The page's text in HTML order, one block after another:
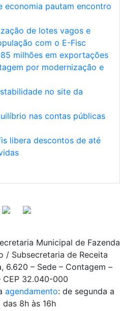
economia pautam encontro
de lotes vagos e
com o E-Fisc
milhões em exportações
por modernização e
no site da
nas contas públicas
libera descontos de até
Municipal de Fazenda
/ Subsecretaria de Receita
6.620 – Sede – Contagem –
CEP 32.040-000
agendamento: de segunda a
8h às 16h